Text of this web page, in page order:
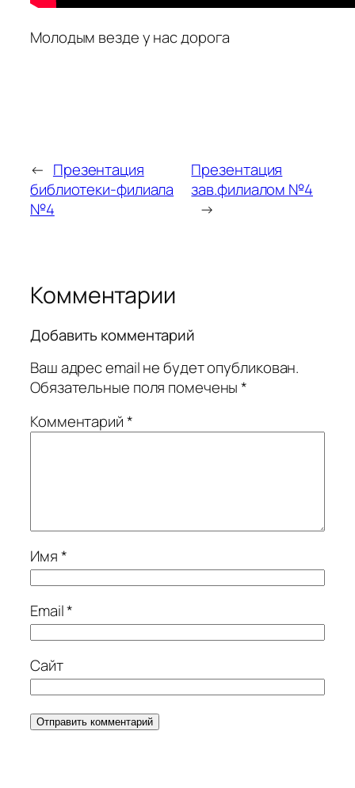
Молодым везде у нас дорога
← Презентация
библиотеки-филиала
№4
Презентация
зав.филиалом №4
→
Комментарии
Добавить комментарий
Ваш адрес email не будет опубликован.
Обязательные поля помечены*
Комментарий*
Имя*
Email*
Сайт